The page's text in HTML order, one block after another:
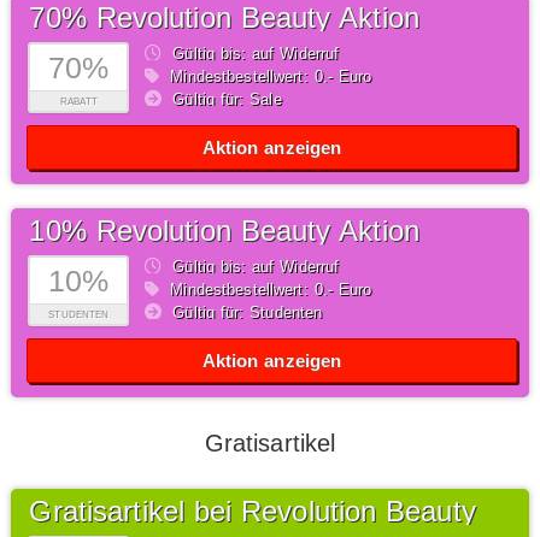
70%
RABATT
70% Revolution Beauty Aktion
Gültig bis: auf Widerruf
Mindestbestellwert: 0,- Euro
Gültig für: Sale
Aktion anzeigen
10%
STUDENTEN
10% Revolution Beauty Aktion
Gültig bis: auf Widerruf
Mindestbestellwert: 0,- Euro
Gültig für: Studenten
Aktion anzeigen
Gratisartikel
Gratisartikel bei Revolution Beauty